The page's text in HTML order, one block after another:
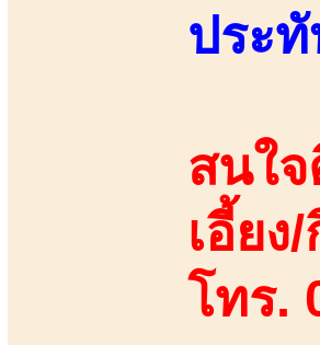
ประทั
สนใ
เอี้ย
โทร.